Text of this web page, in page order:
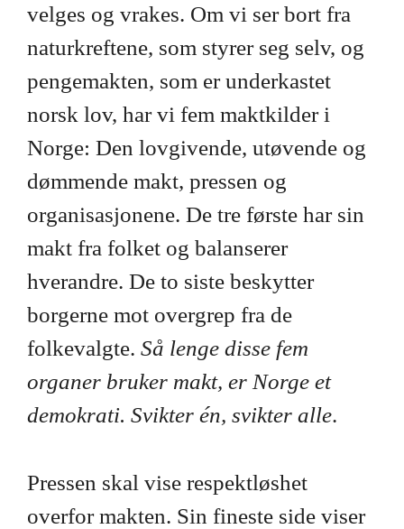
velges og vrakes. Om vi ser bort fra
naturkreftene, som styrer seg selv, og
pengemakten, som er underkastet
norsk lov, har vi fem maktkilder i
Norge: Den lovgivende, utøvende og
dømmende makt, pressen og
organisasjonene. De tre første har sin
makt fra folket og balanserer
hverandre. De to siste beskytter
borgerne mot overgrep fra de
folkevalgte. Så lenge disse fem
organer bruker makt, er Norge et
demokrati. Svikter én, svikter alle.
Pressen skal vise respektløshet
overfor makten. Sin fineste side viser